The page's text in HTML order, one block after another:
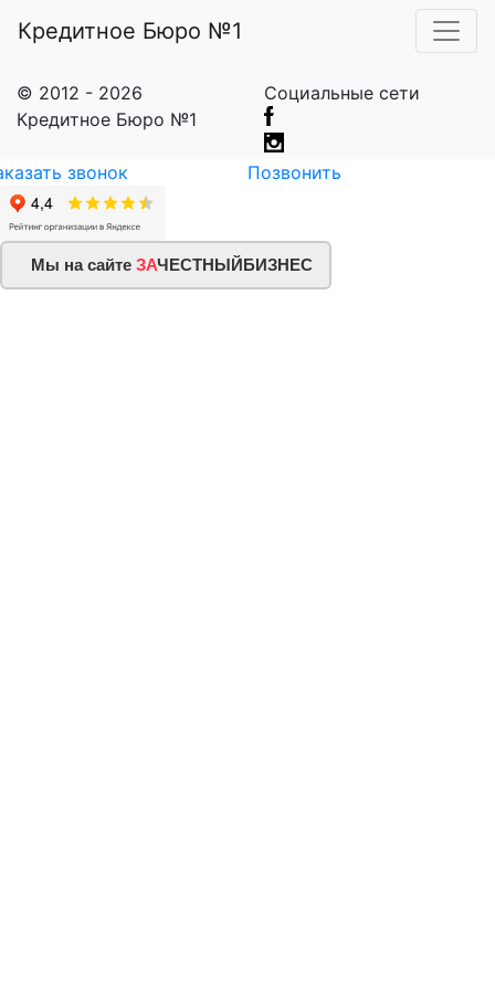
Кредитное Бюро №1
© 2012 - 2026
Кредитное Бюро №1
Социальные сети
звонок Позвонить
Мы на сайте ЗАЧЕСТНЫЙБИЗНЕС